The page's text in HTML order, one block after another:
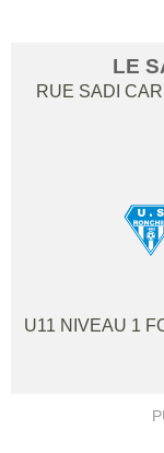
LE
RUE SADI
U11 NIVEAU 1